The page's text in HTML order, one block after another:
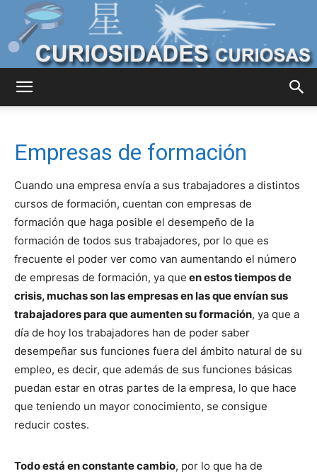
Curiosas
del
Empresas de formación
Cuando una empresa envía a sus trabajadores a distintos
cursos de formación, cuentan con empresas de
formación que haga posible el desempeño de la
formación de todos sus trabajadores, por lo que es
frecuente el poder ver como van aumentando el número
de empresas de formación, ya que en estos tiempos de
crisis, muchas son las empresas en las que envían sus
trabajadores para que aumenten su formación, ya que a
día de hoy los trabajadores han de poder saber
desempeñar sus funciones fuera del ámbito natural de su
empleo, es decir, que además de sus funciones básicas
puedan estar en otras partes de la empresa, lo que hace
que teniendo un mayor conocimiento, se consigue
reducir costes.
Todo está en constante cambio, por lo que ha de